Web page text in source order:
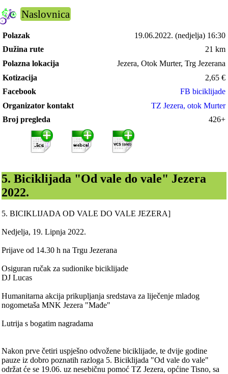
Naslovnica
Polazak 19.06.2022. (nedjelja) 16:30
Dužina rute
21 km
Polazna lokacija
Jezera, Otok Murter, Trg Jezerana
Kotizacija
2,65 €
Facebook
FB biciklijade
Organizator kontakt
TZ Jezera, otok Murter
Broj pregleda
426+
5. Biciklijada "Od vale do vale" Jezera
2022.
5. BICIKLIJADA OD VALE DO VALE JEZERA]
Nedjelja, 19. Lipnja 2022.
Prijave od 14.30 h na Trgu Jezerana
Osiguran ručak za sudionike biciklijade
DJ Lucas
Humanitarna akcija prikupljanja sredstava za liječenje mladog
nogometaša MNK Jezera "Mađe"
Lutrija s bogatim nagradama
Nakon prve četiri uspješno odvožene biciklijade, te dvije godine
pauze iz dobro poznatih razloga 5. Biciklijada "Od vale do vale"
održat će se 19.06. uz nesebičnu pomoć TZ Jezera, općine Tisno, sa